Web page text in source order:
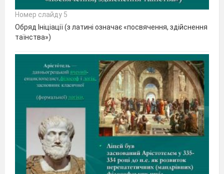
Номер слайду 5
Обряд Ініціації (з латині означає «посвячення, здійснення
таїнства»)